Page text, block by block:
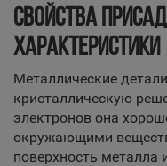
СВОЙСТВА
ХАРАКТЕРИСТИКИ
Металлические
кристаллическую
электронов она
окружающими
поверхность металла